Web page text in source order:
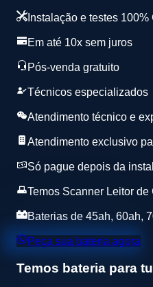
Instalação e testes 100%
Em até 10x sem juros
Pós-venda gratuito
Técnicos especializados
Atendimento técnico e
Atendimento exclusivo
Só pague depois da
Temos Scanner Leitor de
Baterias de 45ah, 60ah,
Peça sua bateria agora
Temos bateria para